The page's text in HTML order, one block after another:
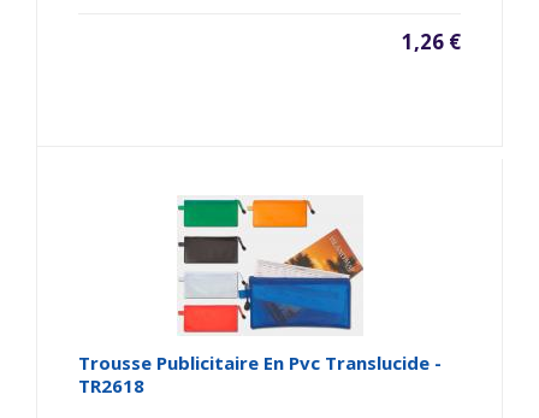
1,26 €
Trousse Publicitaire En Pvc Translucide -
TR2618